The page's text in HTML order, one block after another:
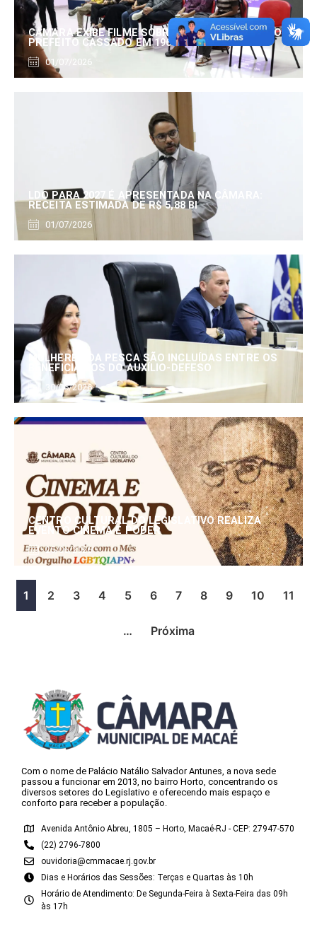
CÂMARA EXIBE FILME SOBRE EDUARDO SERRANO,
PREFEITO CASSADO EM 1960
01/07/2026
LDO PARA 2027 É APRESENTADA NA CÂMARA:
RECEITA ESTIMADA DE R$ 5,88 BI
01/07/2026
MULHERES DA PESCA SÃO INCLUÍDAS ENTRE OS
BENEFICIÁRIOS DO AUXÍLIO-DEFESO
30/06/2026
CENTRO CULTURAL DO LEGISLATIVO REALIZA
EVENTO CINEMA E PODER
25/06/2026
1 2 3 4 5 6 7 8 9 10 11
… Próxima
Com o nome de Palácio Natálio Salvador Antunes, a nova sede
passou a funcionar em 2013, no bairro Horto, concentrando os
diversos setores do Legislativo e oferecendo mais espaço e
conforto para receber a população.
Avenida Antônio Abreu, 1805 – Horto, Macaé-RJ - CEP: 27947-570
(22) 2796-7800
ouvidoria@cmmacae.rj.gov.br
Dias e Horários das Sessões: Terças e Quartas às 10h
Horário de Atendimento: De Segunda-Feira à Sexta-Feira das 09h
às 17h